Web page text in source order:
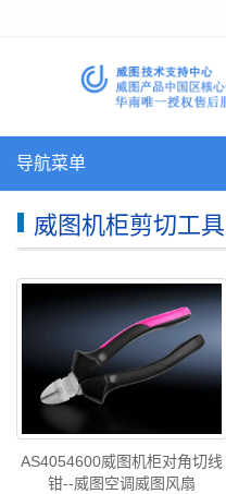
导航菜单
威图机柜剪切工具
AS4054600威图机柜对角切线
钳--威图空调威图风扇